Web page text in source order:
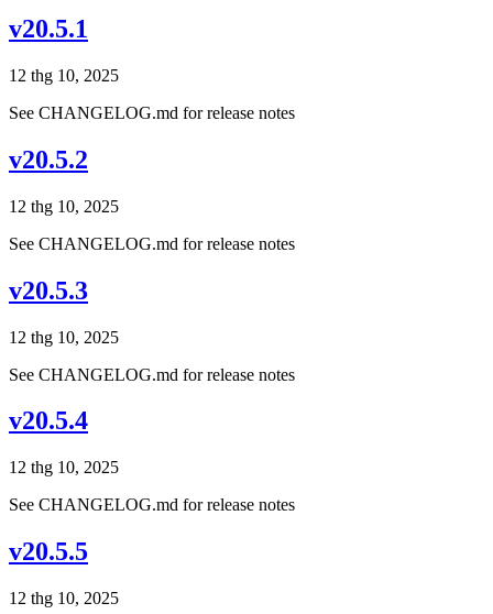
v20.5.1
12 thg 10, 2025
See CHANGELOG.md for release notes
v20.5.2
12 thg 10, 2025
See CHANGELOG.md for release notes
v20.5.3
12 thg 10, 2025
See CHANGELOG.md for release notes
v20.5.4
12 thg 10, 2025
See CHANGELOG.md for release notes
v20.5.5
12 thg 10, 2025